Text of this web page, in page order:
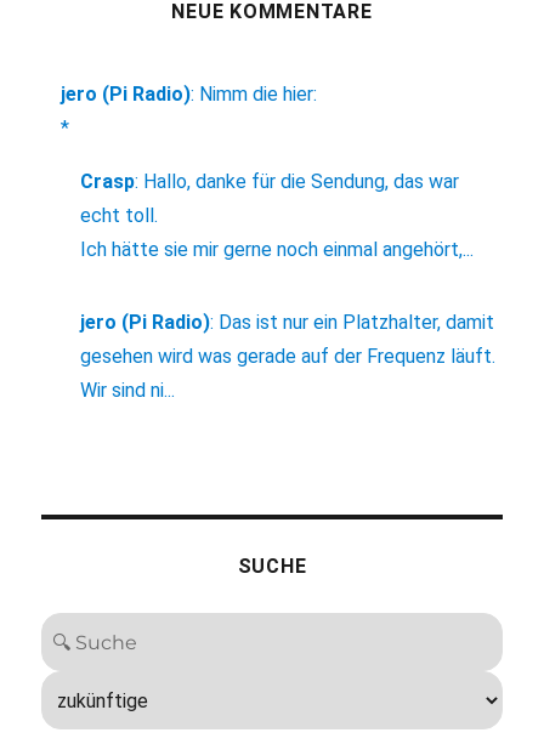
NEUE KOMMENTARE
jero (Pi Radio): Nimm die hier:
*
Crasp: Hallo, danke für die Sendung, das war
echt toll.
Ich hätte sie mir gerne noch einmal angehört,...
jero (Pi Radio): Das ist nur ein Platzhalter, damit
gesehen wird was gerade auf der Frequenz läuft.
Wir sind ni...
SUCHE